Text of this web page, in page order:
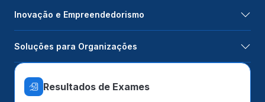
Inovação e Empreendedorismo
Soluções para Organizações
Resultados de Exames